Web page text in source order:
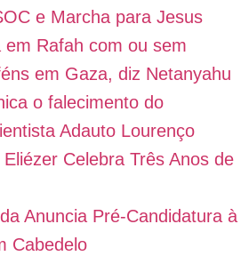
e Marcha para Jesus
em Rafah com ou sem
em Gaza, diz Netanyahu
o falecimento do
Adauto Lourenço
Celebra Três Anos de
Anuncia Pré-Candidatura à
Cabedelo